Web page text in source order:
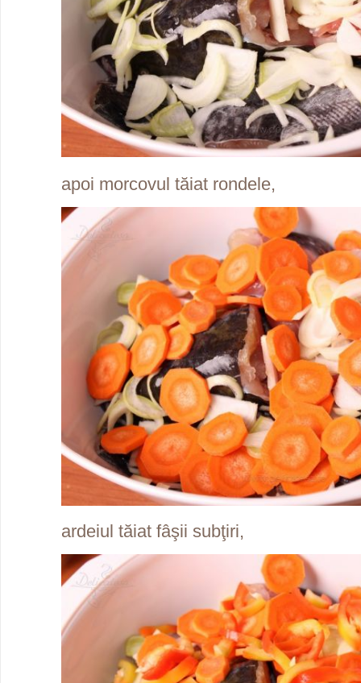
apoi morcovul tăiat rondele,
ardeiul tăiat fâşii subţiri,